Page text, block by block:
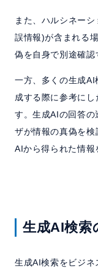
また、ハルシネー
誤情報)が含まれる
偽を自身で別途確認
一方、多くの生成
成する際に参考に
す。生成AIの回答の
ザが情報の真偽を
AIから得られた情報
生成AI検索
生成AI検索をビジネ